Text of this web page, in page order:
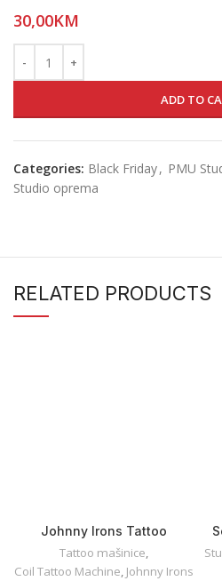
30,00KM
ADD TO
Categories: Black Friday, PMU
Studio oprema
RELATED PRODUCTS
Johnny Irons Tattoo
Machine — Shader
Tattoo mašinice,
Coil Tattoo Machine, Johnny Irons